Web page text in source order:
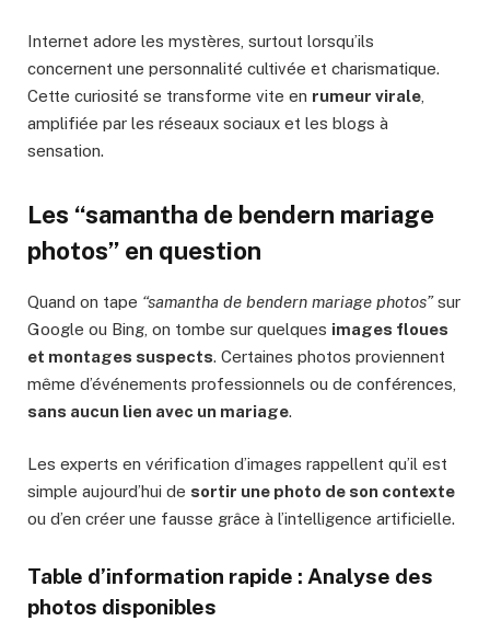
Internet adore les mystères, surtout lorsqu’ils
concernent une personnalité cultivée et charismatique.
Cette curiosité se transforme vite en rumeur virale
amplifiée par les réseaux sociaux et les blogs à
sensation.
Les “samantha de bendern mariage
photos” en question
Quand on tape “samantha de bendern mariage photos”sur
Google ou Bing, on tombe sur quelques images floues
et montages suspects. Certaines photos proviennent
même d’événements professionnels ou de conférences,
sans aucun lien avec un mariage.
Les experts en vérification d’images rappellent qu’il est
simple aujourd’hui de sortir une photo de son contexte
ou d’en créer une fausse grâce à l’intelligence artificielle.
Table d’information rapide : Analyse des
photos disponibles